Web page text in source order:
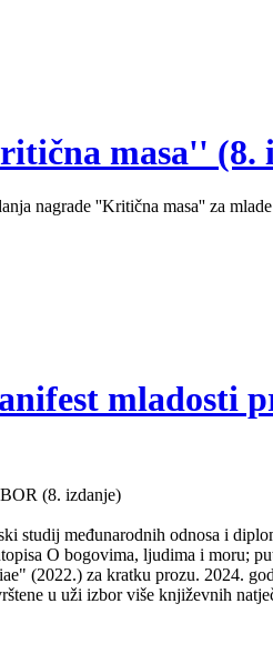
masa'' (8.
nagrade ''Kritična masa'' za
mladosti
(8. izdanje)
studij međunarodnih odnosa i
O bogovima, ljudima i moru;
(2022.) za kratku prozu. 2024.
u uži izbor više književnih